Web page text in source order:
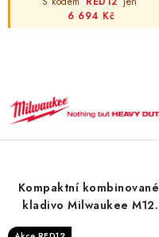
6 694 Kč
Kompaktní kombinované
kladivo Milwaukee M12